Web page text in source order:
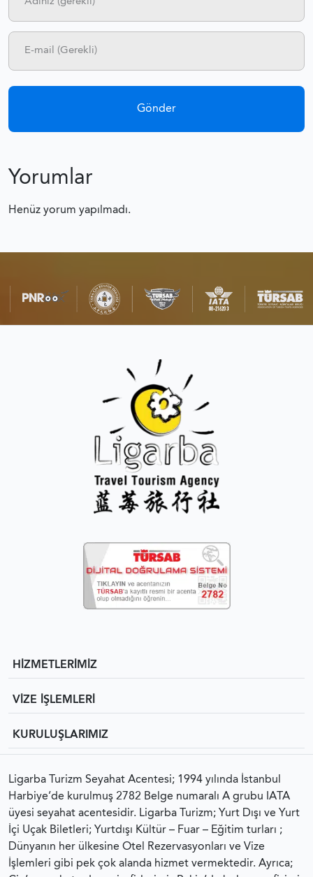
Yorumlar
Henüz yorum yapılmadı.
HİZMETLERİMİZ
VİZE İŞLEMLERİ
KURULUŞLARIMIZ
Ligarba Turizm Seyahat Acentesi; 1994 yılında İstanbul
Harbiye’de kurulmuş 2782 Belge numaralı A grubu IATA
üyesi seyahat acentesidir. Ligarba Turizm; Yurt Dışı ve Yurt
İçi Uçak Biletleri; Yurtdışı Kültür – Fuar – Eğitim turları ;
Dünyanın her ülkesine Otel Rezervasyonları ve Vize
İşlemleri gibi pek çok alanda hizmet vermektedir. Ayrıca;